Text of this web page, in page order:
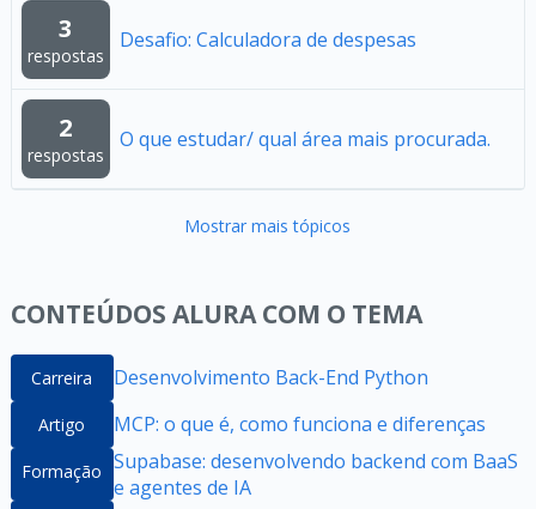
3
respostas
Desafio: Calculadora de despesas
2
respostas
O que estudar/ qual área mais procurada.
Mostrar mais tópicos
CONTEÚDOS ALURA COM O TEMA
Carreira Desenvolvimento Back-End Python
Artigo MCP: o que é, como funciona e diferenças
Formação Supabase: desenvolvendo backend com BaaS
e agentes de IA